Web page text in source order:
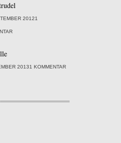
20121
20131 KOMMENTAR